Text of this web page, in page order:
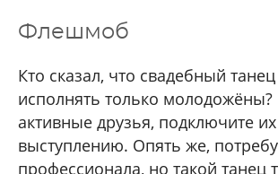
Флешмоб
Кто сказал, что свадебный
исполнять только молодожёны?
активные друзья, подключите
выступлению. Опять же,
профессионала, но такой танец